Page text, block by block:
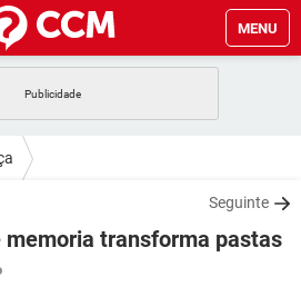
MENU
GMAIL
WHATSAPP
Seguinte
transforma pastas